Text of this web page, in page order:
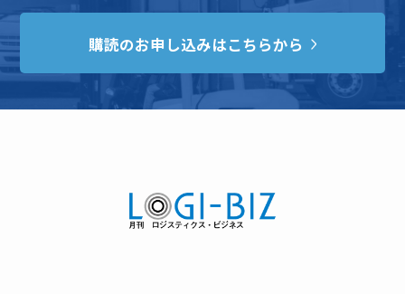
購読のお申し込みはこちらから